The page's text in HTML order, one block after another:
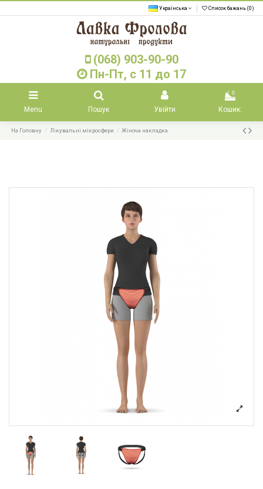
Українська Список бажань (0)
(068) 903-90-90
Пн-Пт, с 11 до 17
Menu Пошук Увійти
0
Кошик:
На Головну Лікувальні мікросфери Жіноча накладка